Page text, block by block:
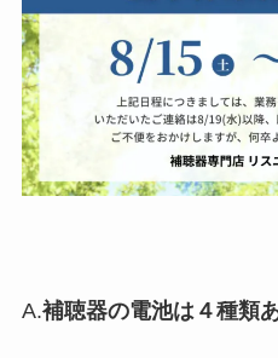
A.補聴器の電池は４種類